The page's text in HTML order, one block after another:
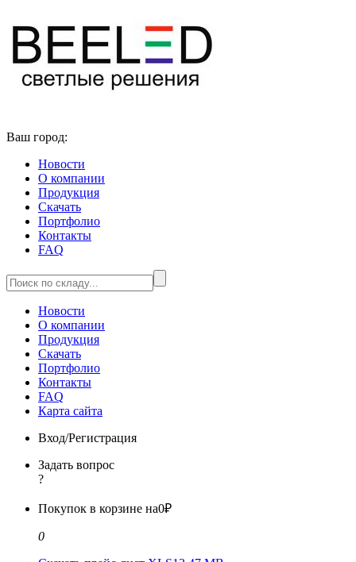
Ваш город:
Новости
О компании
Продукция
Скачать
Портфолио
Контакты
FAQ
Новости
О компании
Продукция
Скачать
Портфолио
Контакты
FAQ
Карта сайта
Вход/Регистрация
Задать вопрос
?
Покупок в корзине на0₽
0